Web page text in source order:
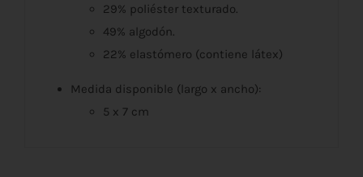
29% poliéster texturado.
49% algodón.
22% elastómero (contiene látex)
Medida disponible (largo x ancho):
5 x 7 cm